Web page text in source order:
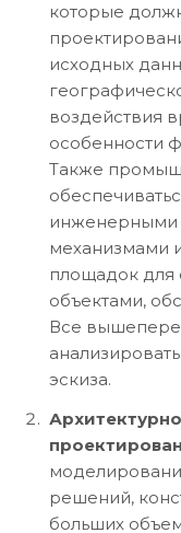
которые
исходных
воздействия
особенности
Также
инженерными
механизмами
площадок для
объектами,
Все
эскиза.
решений,
больших